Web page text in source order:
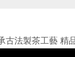
法製茶工藝 精